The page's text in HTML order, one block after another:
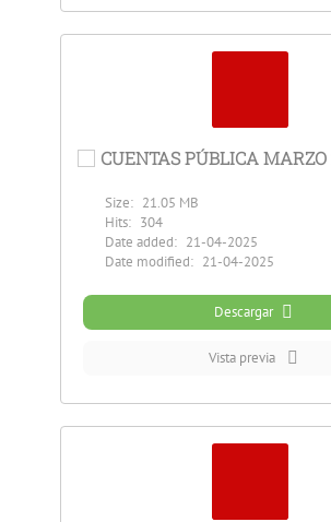
CUENTAS PÚBLICA
Size: 21.05 MB
Hits: 304
Date added: 21-04-2025
Date modified: 21-04-2025
Descargar
Vista previa